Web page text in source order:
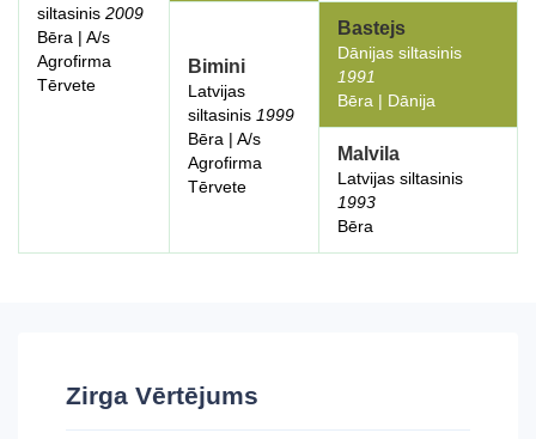
siltasinis 2009
Bēra | A/s
Agrofirma
Tērvete
Bimini
Latvijas
siltasinis 1999
Bēra | A/s
Agrofirma
Tērvete
Bastejs
Dānijas siltasinis
1991
Bēra | Dānija
Malvila
Latvijas siltasinis
1993
Bēra
Zirga Vērtējums